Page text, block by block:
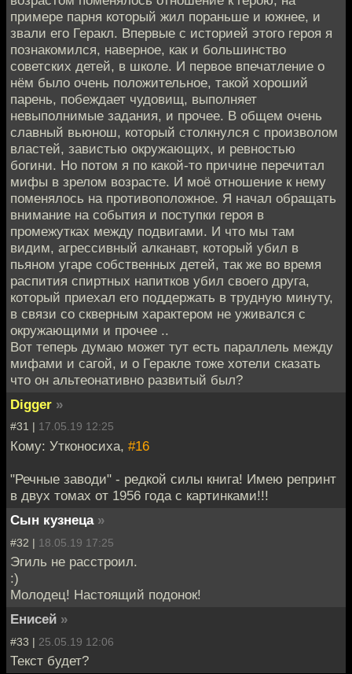
примере парня который жил пораньше и южнее, и
звали его Геракл. Впервые с историей этого героя я
познакомился, наверное, как и большинство
советских детей, в школе. И первое впечатление о
нём было очень положительное, такой хороший
парень, побеждает чудовищ, выполняет
невыполнимые задания, и прочее. В общем очень
славный вьюнош, который столкнулся с произволом
властей, завистью окружающих, и ревностью
богини. Но потом я по какой-то причине перечитал
мифы в зрелом возрасте. И моё отношение к нему
поменялось на противоположное. Я начал обращать
внимание на события и поступки героя в
промежутках между подвигами. И что мы там
видим, агрессивный алканавт, который убил в
пьяном угаре собственных детей, так же во время
распития спиртных напитков убил своего друга,
который приехал его поддержать в трудную минуту,
в связи со скверным характером не уживался с
окружающими и прочее ..
Вот теперь думаю может тут есть параллель между
мифами и сагой, и о Геракле тоже хотели сказать
что он альтеонативно развитый был?
Digger »
#31 | 17.05.19 12:25
Кому: Утконосиха, #16
"Речные заводи" - редкой силы книга! Имею репринт
в двух томах от 1956 года с картинками!!!
Сын кузнеца »
#32 | 18.05.19 17:25
Эгиль не расстроил.
:)
Молодец! Настоящий подонок!
Енисей »
#33 | 25.05.19 12:06
Текст будет?